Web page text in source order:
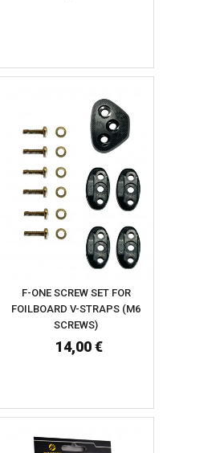
F-ONE SCREW SET FOR
FOILBOARD V-STRAPS (M6
SCREWS)
14,00 €